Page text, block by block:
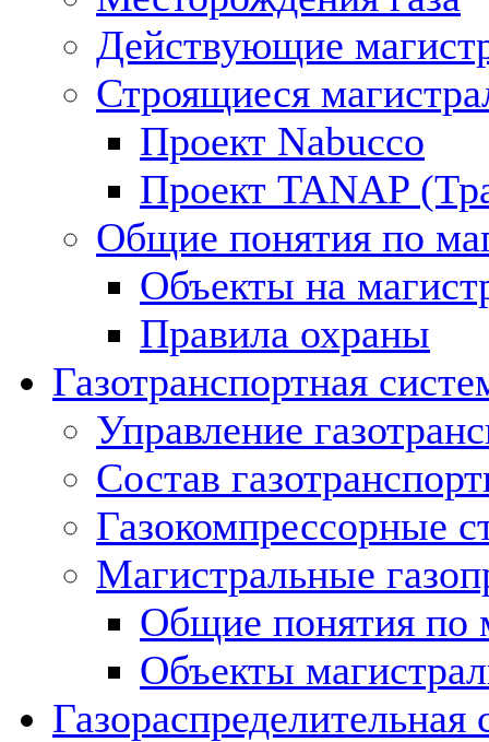
Действующие
Строящиеся
Проект Nabucco
Проект TANAP
Общие понятия по
Объекты на
Правила охраны
Газотранспортная
Управление
Состав
Газокомпрессорные
Магистральные
Общие понятия по
Объекты
Газораспределительная